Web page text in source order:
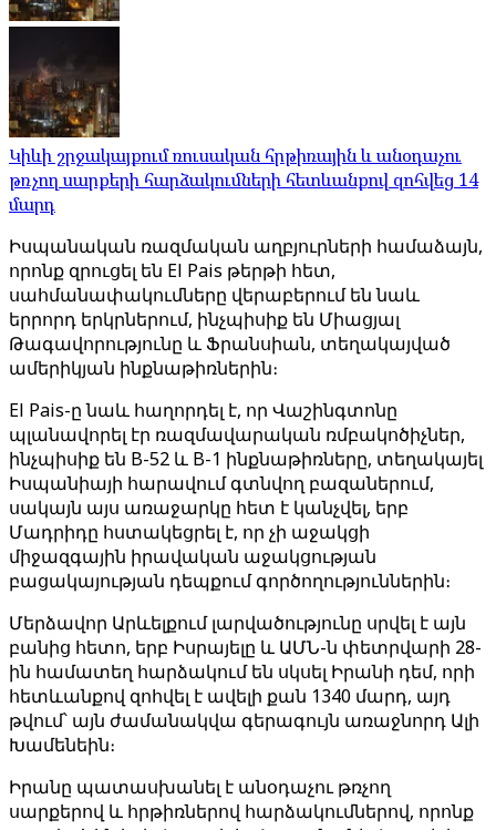
Կիևի շրջակայքում ռուսական հրթիռային և անօդաչու
թռչող սարքերի հարձակումների հետևանքով զոհվեց 14
մարդ
Իսպանական ռազմական աղբյուրների համաձայն,
որոնք զրուցել են El Pais թերթի հետ,
սահմանափակումները վերաբերում են նաև
երրորդ երկրներում, ինչպիսիք են Միացյալ
Թագավորությունը և Ֆրանսիան, տեղակայված
ամերիկյան ինքնաթիռներին։
El Pais-ը նաև հաղորդել է, որ Վաշինգտոնը
պլանավորել էր ռազմավարական ռմբակոծիչներ,
ինչպիսիք են B-52 և B-1 ինքնաթիռները, տեղակայել
Իսպանիայի հարավում գտնվող բազաներում,
սակայն այս առաջարկը հետ է կանչվել, երբ
Մադրիդը հստակեցրել է, որ չի աջակցի
միջազգային իրավական աջակցության
բացակայության դեպքում գործողություններին։
Մերձավոր Արևելքում լարվածությունը սրվել է այն
բանից հետո, երբ Իսրայելը և ԱՄՆ-ն փետրվարի 28-
ին համատեղ հարձակում են սկսել Իրանի դեմ, որի
հետևանքով զոհվել է ավելի քան 1340 մարդ, այդ
թվում՝ այն ժամանակվա գերագույն առաջնորդ Ալի
Խամենեին։
Իրանը պատասխանել է անօդաչու թռչող
սարքերով և հրթիռներով հարձակումներով, որոնք